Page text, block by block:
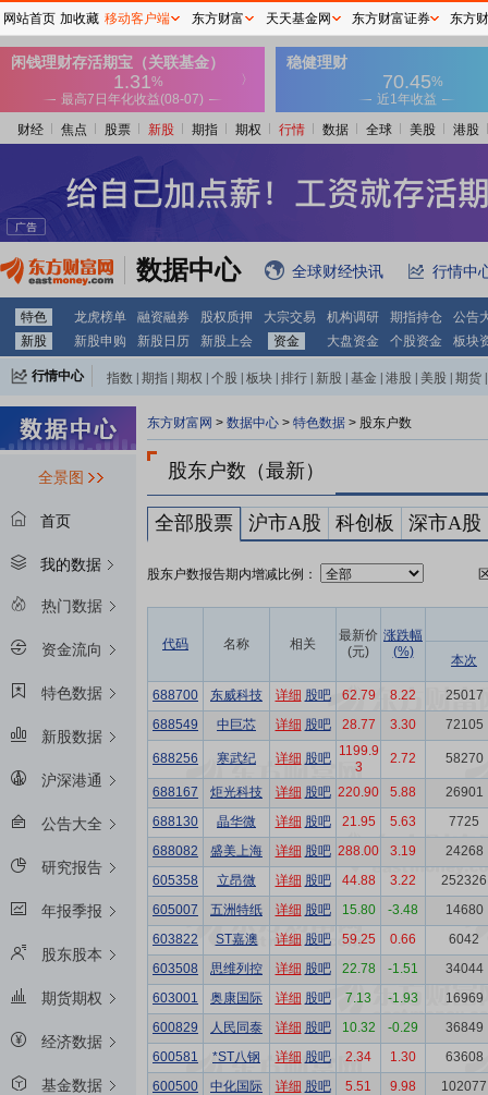
财经 焦点 股票 新股 期指 期权 行情 数据 全球 美股 港股
数据中心 全球财经快讯 行情中
特色 龙虎榜单 融资融券 股权质押 大宗交易 机构调研 期指持仓
公告
新股
新股申购 新股日历 新股上会 资金 大盘资金 个股资金 板块
行情中心 指数 期指 期权 个股 板块 排行 新股 基金 港股 美股 期货
全景图
首页
我的数据
热门数据
资金流向
特色数据
新股数据
沪深港通
公告大全
研究报告
年报季报
股东股本
期货期权
经济数据
基金数据
东方财富网 > 数据中心 > 特色数据 > 股东户数
股东户数（最新）
全部股票 沪市A股 科创板 深市A股
股东户数报告期内增减比例：
代码 名称 相关
最新价
(元)
涨跌幅
(%)
本次
688700 东威科技 详细 股吧 62.79 8.22
25017
688549
中巨芯 详细 股吧 28.77 3.30 72105
688256 寒武纪 详细 股吧
1199.9
3
2.72 58270
688167 炬光科技 详细 股吧 220.90 5.88
26901
688130
晶华微 详细 股吧 21.95 5.63
7725
688082
盛美上海 详细 股吧 288.00 3.19
24268
605358
立昂微 详细 股吧 44.88 3.22
252326
605007
五洲特纸 详细 股吧 15.80 -3.48
14680
603822
ST嘉澳 详细 股吧 59.25 0.66
6042
603508
思维列控 详细 股吧 22.78 -1.51
34044
603001
奥康国际 详细 股吧 7.13 -1.93
16969
600829
人民同泰 详细 股吧 10.32 -0.29
36849
600581
*ST八钢 详细 股吧 2.34 1.30
63608
600500
中化国际 详细 股吧 5.51 9.98
102077
网站首页 加收藏 移动客户端 东方财富 天天基金网 东方财富证券 东方